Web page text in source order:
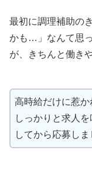
最初に調理補助の
かも…」なんて思
が、きちんと働き
高時給だけに惹か
しっかりと求人
してから応募しま